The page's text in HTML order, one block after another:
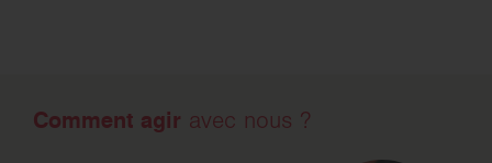
Comment agir avec nous ?